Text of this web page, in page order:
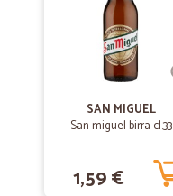
SAN MIGUEL
San miguel birra cl.33
1,59 €